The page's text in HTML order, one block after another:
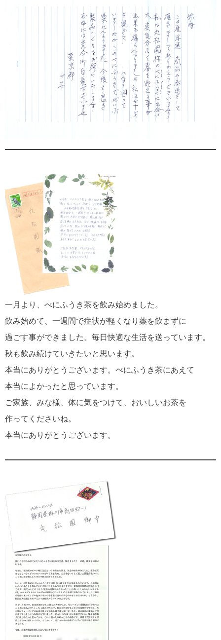
一月より、べにふうき茶を飲み始めました。
飲み始めて、一週間で症状が軽くなり薬を飲まずに
過ごす事ができました。毎日快適な生活を送っています。
秋も飲み続けていきたいと思います。
本当にありがとうございます。べにふうき茶にあえて
本当によかったと思っています。
ご家族、みな様、体に気をつけて、おいしいお茶を
作ってくださいね。
本当にありがとうございます。